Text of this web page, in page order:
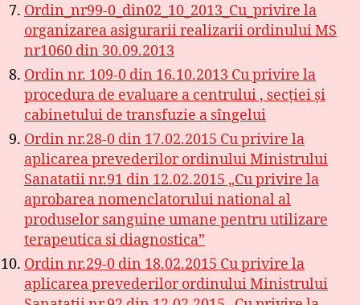
Ordin_nr99-0_din02_10_2013_Cu_privire la
organizarea asigurarii realizarii ordinului MS
nr1060 din 30.09.2013
Ordin nr. 109-0 din 16.10.2013 Cu privire la
procedura de evaluare a centrului , secției și
cabinetului de transfuzie a sîngelui
Ordin nr.28-0 din 17.02.2015 Cu privire la
aplicarea prevederilor ordinului Ministrului
Sanatatii nr.91 din 12.02.2015 „Cu privire la
aprobarea nomenclatorului national al
produselor sanguine umane pentru utilizare
terapeutica si diagnostica”
Ordin nr.29-0 din 18.02.2015 Cu privire la
aplicarea prevederilor ordinului Ministrului